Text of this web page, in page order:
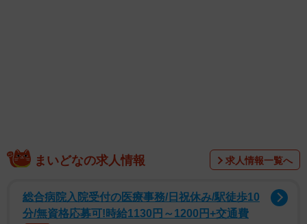
が、どの角度から見ても、漫画やアニメに見えるクオリテ
はやトリックアート」「神業過ぎます」「black magic（黒
魔術やん）」と反響を呼んでいます。作者のMAマン
まいどなの求人情報 求人情報一覧へ
総合病院入院受付の医療事務/日祝休み/駅徒歩10
分/無資格応募可!時給1130円～1200円+交通費